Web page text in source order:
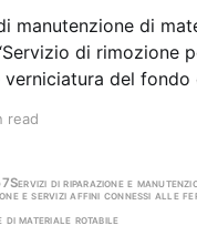
manutenzione di
di rimozione
verniciatura del
e loghi,
read
Servizi di riparazione e
e servizi affini connessi alle
di materiale rotabile